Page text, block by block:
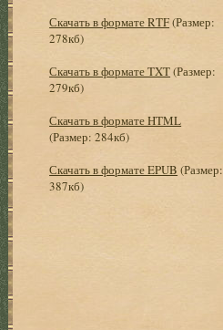
Скачать в формате RTF(Размер:
278кб)
Скачать в формате TXT(Размер:
279кб)
Скачать в формате HTML
(Размер: 284кб)
Скачать в формате EPUB (Размер:
387кб)